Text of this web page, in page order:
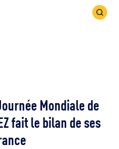
Icône
Mondiale de
fait le bilan de ses